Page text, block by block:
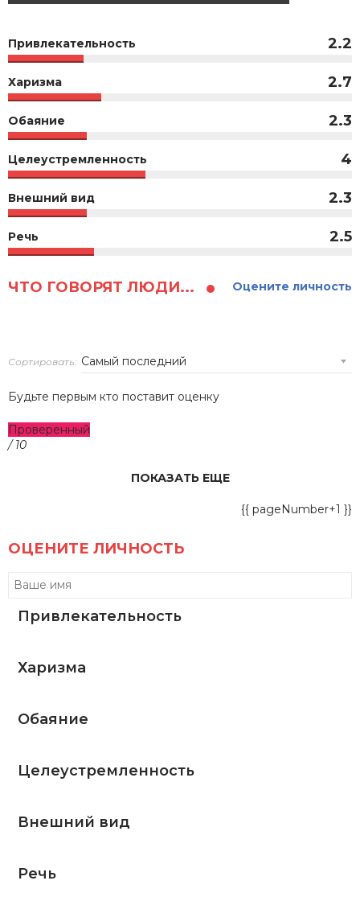
Привлекательность 2.2
Харизма 2.7
Обаяние 2.3
Целеустремленность 4
Внешний вид 2.3
Речь 2.5
ЧТО ГОВОРЯТ ЛЮДИ... Оцените личность
Сортировать:
Будьте первым кто поставит оценку
Проверенный
/ 10
ПОКАЗАТЬ ЕЩЕ
{{ pageNumber+1 }}
ОЦЕНИТЕ ЛИЧНОСТЬ
Привлекательность
Харизма
Обаяние
Целеустремленность
Внешний вид
Речь